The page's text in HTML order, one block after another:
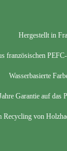
Hergestellt in
französischen
Wasserbasierte
Garantie auf das
Recycling von